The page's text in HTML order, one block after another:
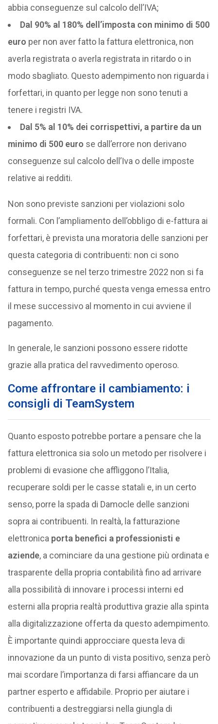
abbia conseguenze sul calcolo dell’IVA;
Dal 90% al 180% dell’imposta con minimo di 500
euro per non aver fatto la fattura elettronica, non
averla registrata o averla registrata in ritardo o in
modo sbagliato. Questo adempimento non riguarda i
forfettari, in quanto per legge non sono tenuti a
tenere i registri IVA.
Dal 5% al 10% dei corrispettivi, a partire da un
minimo di 500 euro se dall’errore non derivano
conseguenze sul calcolo dell’Iva o delle imposte
relative ai redditi.
Non sono previste sanzioni per violazioni solo
formali. Con l’ampliamento dell’obbligo di e-fattura ai
forfettari, è prevista una moratoria delle sanzioni per
questa categoria di contribuenti: non ci sono
conseguenze se nel terzo trimestre 2022 non si fa
fattura in tempo, purché questa venga emessa entro
il mese successivo al momento in cui avviene il
pagamento.
In generale, le sanzioni possono essere ridotte
grazie alla pratica del ravvedimento operoso.
Come affrontare il cambiamento: i
consigli di TeamSystem
Quanto esposto potrebbe portare a pensare che la
fattura elettronica sia solo un metodo per risolvere i
problemi di evasione che affliggono l’Italia,
recuperare soldi per le casse statali e, in un certo
senso, porre la spada di Damocle delle sanzioni
sopra ai contribuenti. In realtà, la fatturazione
elettronica porta benefici a professionisti e
aziende, a cominciare da una gestione più ordinata e
trasparente della propria contabilità fino ad arrivare
alla possibilità di innovare i processi interni ed
esterni alla propria realtà produttiva grazie alla spinta
alla digitalizzazione offerta da questo adempimento.
È importante quindi approcciare questa leva di
innovazione da un punto di vista positivo, senza però
mai scordare l’importanza di farsi affiancare da un
partner esperto e affidabile. Proprio per aiutare i
contribuenti a destreggiarsi nella giungla di